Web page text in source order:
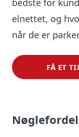
bedste for
elnettet, og
når de er
FÅ ET